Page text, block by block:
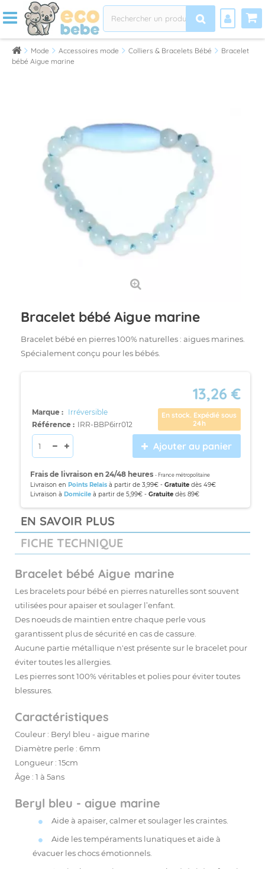
Mode Accessoires mode Colliers & Bracelets Bébé
Bracelet
bébé Aigue marine
Bracelet bébé Aigue marine
Bracelet bébé en pierres 100% naturelles : aigues marines.
Spécialement conçu pour les bébés.
13,26 €
Marque : Irréversible
Référence : IRR-BBP6irr012
En stock. Expédié sous
24h
Ajouter au panier
Frais de livraison en 24/48 heures - France métropolitaine
Livraison en Points Relaisà partir de 3,99€ - Gratuitedès 49€
Livraison à Domicileà partir de 5,99€ - Gratuitedès 89€
EN SAVOIR PLUS
FICHE TECHNIQUE
Bracelet bébé Aigue marine
Les bracelets pour bébé en pierres naturelles sont souvent
utilisées pour apaiser et soulager l’enfant.
Des noeuds de maintien entre chaque perle vous
garantissent plus de sécurité en cas de cassure.
Aucune partie métallique n'est présente sur le bracelet pour
éviter toutes les allergies.
Les pierres sont 100% véritables et polies pour éviter toutes
blessures.
Caractéristiques
Couleur : Beryl bleu - aigue marine
Diamètre perle : 6mm
Longueur : 15cm
Âge : 1 à 5ans
Beryl bleu - aigue marine
Aide à apaiser, calmer et soulager les craintes.
Aide les tempéraments lunatiques et aide à
évacuer les chocs émotionnels.